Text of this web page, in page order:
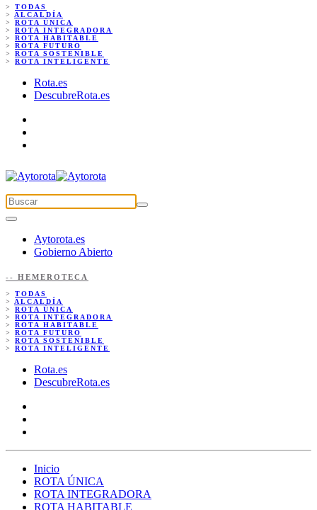
> TODAS
> ALCALDÍA
> ROTA ÚNICA
> ROTA INTEGRADORA
> ROTA HABITABLE
> ROTA FUTURO
> ROTA SOSTENIBLE
> ROTA INTELIGENTE
Rota.es
DescubreRota.es
Aytorota.es
Gobierno Abierto
-- HEMEROTECA
> TODAS
> ALCALDÍA
> ROTA ÚNICA
> ROTA INTEGRADORA
> ROTA HABITABLE
> ROTA FUTURO
> ROTA SOSTENIBLE
> ROTA INTELIGENTE
Rota.es
DescubreRota.es
Inicio
ROTA ÚNICA
ROTA INTEGRADORA
ROTA HABITABLE